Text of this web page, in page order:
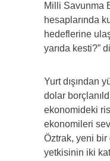
Milli Savunma
hesaplarında
hedeflerine
yarıda kesti?”
Yurt dışından
dolar
ekonomideki
ekonomileri
Öztrak, yeni
yetkisinin iki